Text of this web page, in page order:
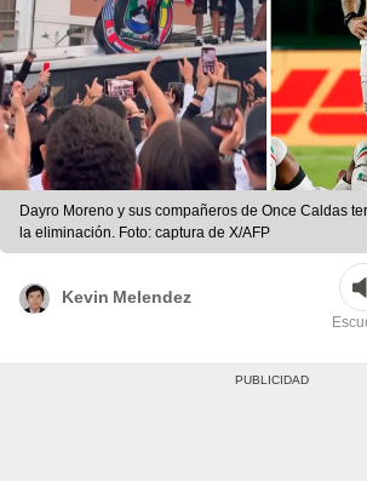
Dayro Moreno y sus compañeros de Once Caldas
la eliminación. Foto: captura de X/AFP
Kevin Melendez